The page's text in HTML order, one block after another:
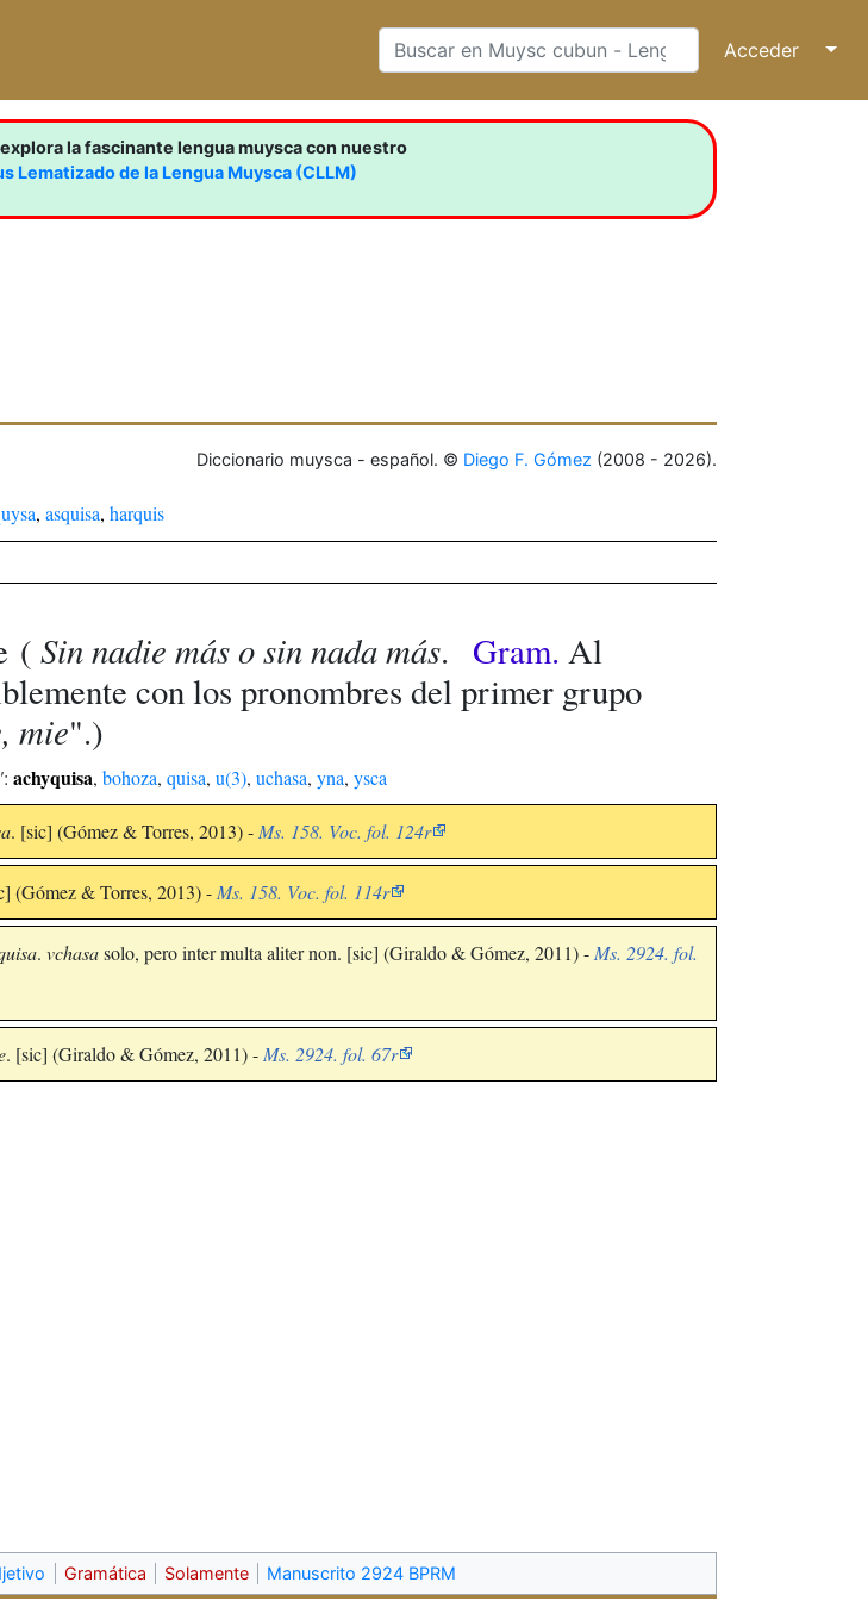
Acceder ↓
la fascinante lengua muysca con nuestro
Lematizado de la Lengua Muysca (CLLM)
Diccionario muysca - español. © Diego F. Gómez (2008 - 2026).
, asquisa, harquis
(Sin nadie más o sin nada más. Gram. Al
con los pronombres del primer grupo
mie".)
:achyquisa,bohoza,quisa,u(3),uchasa,yna,ysca
. [sic] (Gómez & Torres, 2013) - Ms. 158. Voc. fol. 124r
(Gómez & Torres, 2013) - Ms. 158. Voc. fol. 114r
.vchasasolo, pero inter multa aliter non. [sic] (Giraldo & Gómez, 2011) - Ms. 2924. fol.
. [sic] (Giraldo & Gómez, 2011) - Ms. 2924. fol. 67r
Gramática Solamente Manuscrito 2924 BPRM